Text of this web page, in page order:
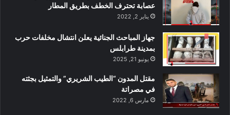
عصابة تحترف الخطف بطريق المطار
يناير 2, 2022
جهاز المباحث الجنائية يعلن انتشال مخلفات حرب
بمدينة طرابلس
يونيو 21, 2025
مقتل المدون “الطيب الشريري” والتمثيل بجثته
في مصراتة
مارس 6, 2022